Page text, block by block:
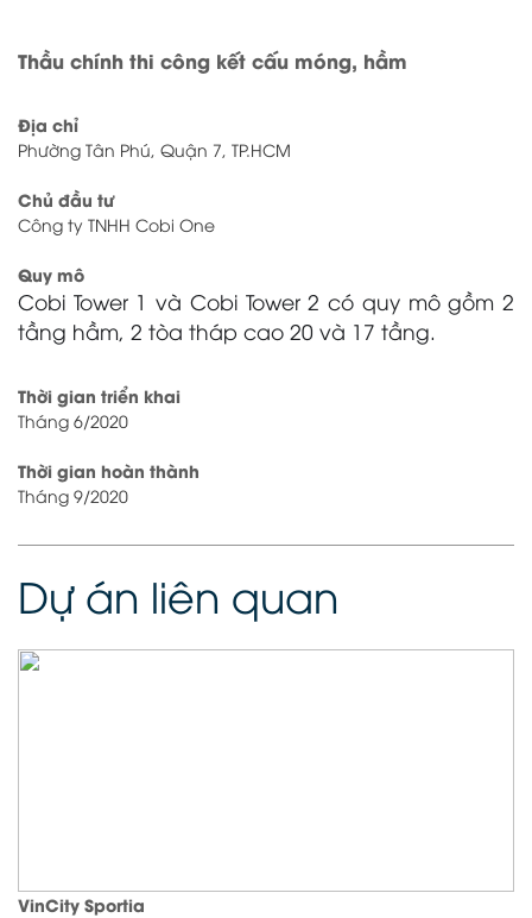
Thầu chính thi công kết cấu móng, hầm
Địa chỉ
Phường Tân Phú, Quận 7, TP.HCM
Chủ đầu tư
Công ty TNHH Cobi One
Quy mô
Cobi Tower 1 và Cobi Tower 2 có quy mô gồm 2
tầng hầm, 2 tòa tháp cao 20 và 17 tầng.
Thời gian triển khai
Tháng 6/2020
Thời gian hoàn thành
Tháng 9/2020
Dự án liên quan
VinCity Sportia